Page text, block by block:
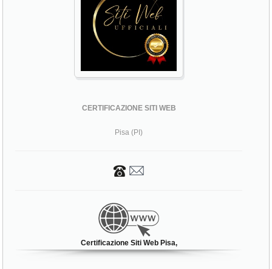
CERTIFICAZIONE SITI WEB
Pisa (PI)
Certificazione Siti Web Pisa,